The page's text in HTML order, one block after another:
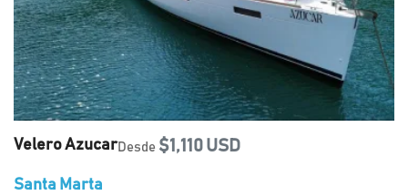
Velero AzucarDesde $1,110 USD
Santa Marta